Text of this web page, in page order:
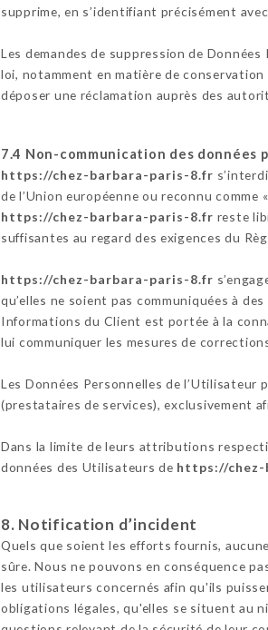
supprime, en s’identifiant précisément
Les demandes de suppression de
loi, notamment en matière de
déposer une réclamation auprès des
7.4 Non-communication des données
https://chez-barbara-paris-8.fr
de l’Union européenne ou reconnu
https://chez-barbara-paris-8.fr reste
suffisantes au regard des exigences du
https://chez-barbara-paris-8.fr
qu’elles ne soient pas communiquées à
Informations du Client est portée à la
lui communiquer les mesures de
Les Données Personnelles de
(prestataires de services), exclusivement
Dans la limite de leurs attributions
données des Utilisateurs de https://
8. Notification d’incident
Quels que soient les efforts fournis,
sûre. Nous ne pouvons en conséquence
les utilisateurs concernés afin qu'ils
obligations légales, qu'elles se situent au